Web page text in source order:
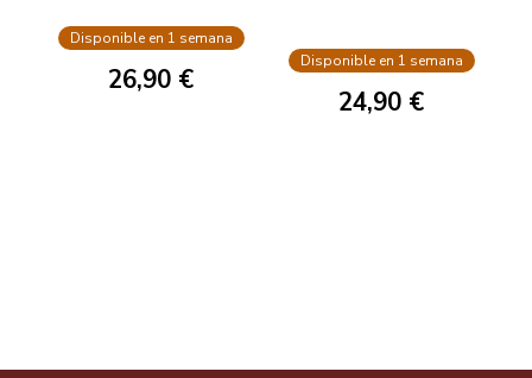
Disponible en 1 semana
26,90 €
Disponible en 1 semana
24,90 €